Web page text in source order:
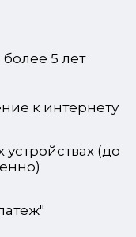
5 лет
к интернету
(до